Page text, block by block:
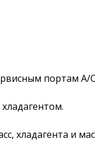
портам А/
хладагента и